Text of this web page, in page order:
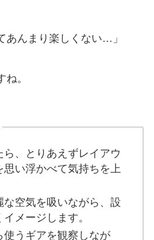
あんまり楽しくない…」
。
ら、とりあえずレイアウ
思い浮かべて気持ちを上
な空気を吸いながら、設
メージします。
使うギアを観察しなが